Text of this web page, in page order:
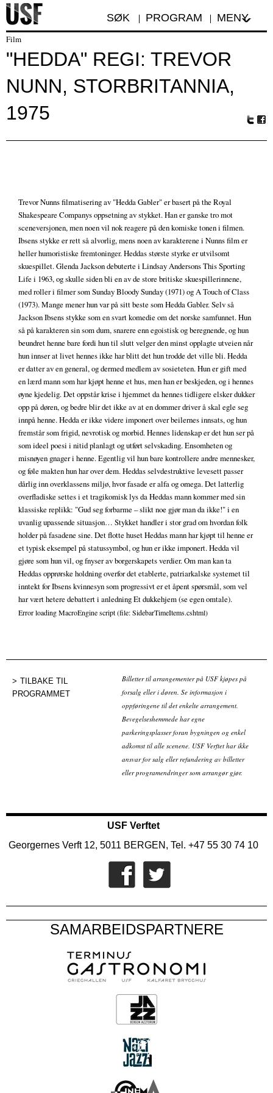
SØK PROGRAM MENY
Film
"HEDDA" REGI: TREVOR
NUNN, STORBRITANNIA,
1975
Trevor Nunns filmatisering av "Hedda Gabler" er basert på the Royal
Shakespeare Companys oppsetning av stykket. Han er ganske tro mot
sceneversjonen, men noen vil nok reagere på den komiske tonen i filmen.
Ibsens stykke er rett så alvorlig, mens noen av karakterene i Nunns film er
heller humoristiske fremtoninger. Heddas største styrke er utvilsomt
skuespillet. Glenda Jackson debuterte i Lindsay Andersons This Sporting
Life i 1963, og skulle siden bli en av de store britiske skuespillerinnene,
med roller i filmer som Sunday Bloody Sunday (1971) og A Touch of Class
(1973). Mange mener hun var på sitt beste som Hedda Gabler. Selv så
Jackson Ibsens stykke som en svart komedie om det norske samfunnet. Hun
så på karakteren sin som dum, snarere enn egoistisk og beregnende, og hun
beundret henne bare fordi hun til slutt velger den minst opplagte utveien når
hun innser at livet hennes ikke har blitt det hun trodde det ville bli. Hedda
er datter av en general, og dermed medlem av sosieteten. Hun er gift med
en lærd mann som har kjøpt henne et hus, men han er beskjeden, og i hennes
øyne kjedelig. Det oppstår krise i hjemmet da hennes tidligere elsker dukker
opp på døren, og bedre blir det ikke av at en dommer driver å skal egle seg
innpå henne. Hedda er ikke videre imponert over beilernes innsats, og hun
fremstår som frigid, nevrotisk og morbid. Hennes lidenskap er det hun ser på
som ideel poesi i nitid planlagt og utført selvskading. Ensomheten og
misnøyen gnager i henne. Egentlig vil hun bare kontrollere andre mennesker,
og føle makten hun har over dem. Heddas selvdestruktive levesett passer
dårlig inn overklassens miljø, hvor fasade er alfa og omega. Det latterlig
overfladiske settes i et tragikomisk lys da Heddas mann kommer med sin
klassiske replikk: "Gud seg forbarme – slikt noe gjør man da ikke!" i en
uvanlig upassende situasjon… Stykket handler i stor grad om hvordan folk
holder på fasadene sine. Det flotte huset Heddas mann har kjøpt til henne er
et typisk eksempel på statussymbol, og hun er ikke imponert. Hedda vil
gjøre som hun vil, og fnyser av borgerskapets verdier. Om man kan ta
Heddas opprørske holdning overfor det etablerte, patriarkalske systemet til
inntekt for Ibsens kvinnesyn som progressivt er et åpent spørsmål, som vel
har vært hetere debattert i anledning Et dukkehjem (se egen omtale).
Error loading MacroEngine script (file: SidebarTimeItems.cshtml)
TILBAKE TIL
PROGRAMMET
Billetter til arrangementer på USF kjøpes på
forsalg eller i døren. Se informasjon i
oppføringene til det enkelte arrangement.
Bevegelseshemmede har egne
parkeringsplasser foran bygningen og enkel
adkomst til alle scenene. USF Verftet har ikke
ansvar for salg eller refundering av billetter
eller programendringer som arrangør gjør.
USF Verftet
Georgernes Verft 12, 5011 BERGEN, Tel. +47 55 30 74 10
SAMARBEIDSPARTNERE